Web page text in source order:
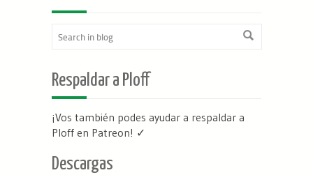
Respaldar a Ploff
¡Vos también podes ayudar a respaldar a
Ploff en Patreon! ✓
Descargas